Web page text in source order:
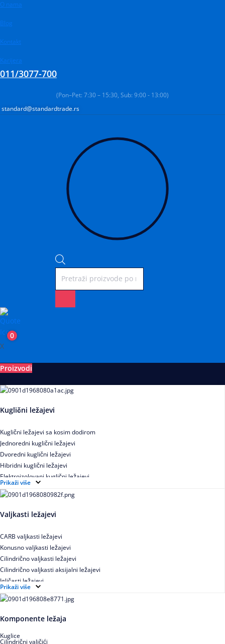
Pređi
sadržaj
O nama
Blog
Kontakt
Karijera
011/3077-700
(Pon–Pet: 7:30 – 15:30, Sub: 9:00 - 13:00)
standard@standardtrade.rs
0
X
Proizvodi
Kuglični ležajevi
Kuglični ležajevi sa kosim dodirom
Jednoredni kuglični ležajevi
Dvoredni kuglični ležajevi
Hibridni kuglični ležajevi
Elektroizolovani kuglični ležajevi
Samopodesivi kuglični ležajevi
Aksijalni kuglični ležajevi
Kuglični ležajevi od nerđajućeg čelika
Prikaži više
Valjkasti ležajevi
CARB valjkasti ležajevi
Konusno valjkasti ležajevi
Cilindrično valjkasti ležajevi
Cilindrično valjkasti aksijalni ležajevi
Igličasti ležajevi
Igličasti aksijalni ležajevi
Buričasti ležajevi
Buričasti zaptiveni ležajevi
Buričasti aksijalni ležajevi
Prikaži više
Komponente ležaja
Kuglice
Cilindrični valjčići
Products
Products